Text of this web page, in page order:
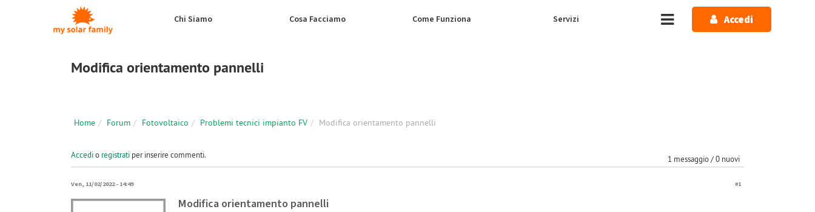
Salta al contenuto principale
Chi Siamo Cosa Facciamo Come Funziona Servizi Accedi
Modifica orientamento pannelli
Home Forum Fotovoltaico Problemi tecnici impianto FV Modifica orientamento pannelli
1 messaggio / 0 nuovi
Accedio registrati per inserire commenti.
Ven, 11/02/2022 - 14:49 #1
Modifica orientamento pannelli